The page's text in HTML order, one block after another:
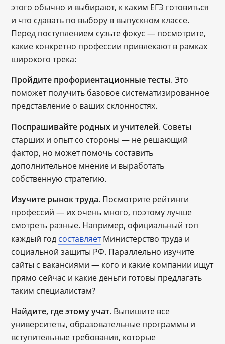
этого обычно и выбирают, к каким ЕГЭ готовиться
и что сдавать по выбору в выпускном классе.
Перед поступлением сузьте фокус ― посмотрите,
какие конкретно профессии привлекают в рамках
широкого трека:
Пройдите профориентационные тесты. Это
поможет получить базовое систематизированное
представление о ваших склонностях.
Поспрашивайте родных и учителей. Советы
старших и опыт со стороны ― не решающий
фактор, но может помочь составить
дополнительное мнение и выработать
собственную стратегию.
Изучите рынок труда. Посмотрите рейтинги
профессий ― их очень много, поэтому лучше
смотреть разные. Например, официальный топ
каждый год составляетМинистерство труда и
социальной защиты РФ. Параллельно изучите
сайты с вакансиями ― кого и какие компании ищут
прямо сейчас и какие деньги готовы предлагать
таким специалистам?
Найдите, где этому учат. Выпишите все
университеты, образовательные программы и
вступительные требования, которые